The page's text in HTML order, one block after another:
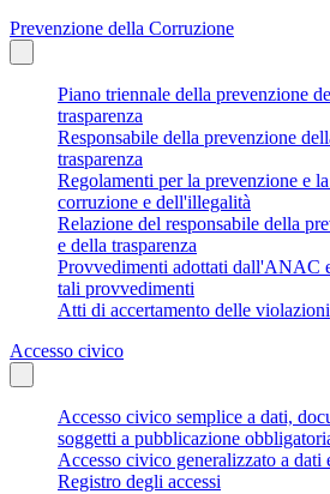
Prevenzione della Corruzione
Piano triennale della prevenzione
trasparenza
Responsabile della prevenzione
trasparenza
Regolamenti per la prevenzione e
corruzione e dell'illegalità
Relazione del responsabile della
e della trasparenza
Provvedimenti adottati dall'ANAC
tali provvedimenti
Atti di accertamento delle violazioni
Accesso civico
Accesso civico semplice a dati,
soggetti a pubblicazione
Accesso civico generalizzato a dati
Registro degli accessi